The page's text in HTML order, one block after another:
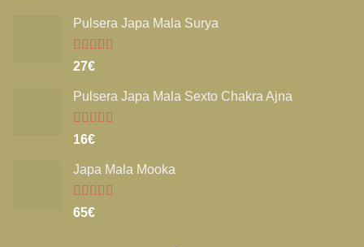
Pulsera Japa Mala Surya
Valorado
5
27€
Pulsera Japa Mala Sexto Chakra Ajna
Valorado
5
16€
Japa Mala Mooka
Valorado
65€